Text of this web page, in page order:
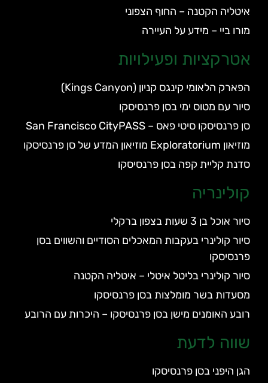
איטליה הקטנה – החוף הצפוני
מורו ביי – מידע על העיירה
אטרקציות ופעילויות
הפארק הלאומי קינגס קניון (Kings Canyon)
סיור עם מטוס ימי בסן פרנסיסקו
סן פרנסיסקו סיטי פאס – San Francisco CityPASS
מוזיאון Exploratorium מוזיאון המדע של סן פרנסיסקו
סדנת קליית קפה בסן פרנסיסקו
קולינריה
סיור אוכל בן 3 שעות בצפון ברקלי
סיור קולינרי בעקבות המאכלים הסודיים והשווים בסן
פרנסיסקו
סיור קולינרי בליטל איטלי – איטליה הקטנה
מסעדות בשר מומלצות בסן פרנסיסקו
רובע האומנים מישן בסן פרנסיסקו – היכרות עם הרובע
שווה לדעת
הגן היפני בסן פרנסיסקו